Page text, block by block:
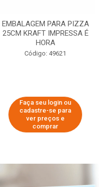
EMBALAGEM PARA PIZZA
25CM KRAFT IMPRESSA É
HORA
Código: 49621
Faça seu login ou
cadastre-se para
ver preços e
comprar